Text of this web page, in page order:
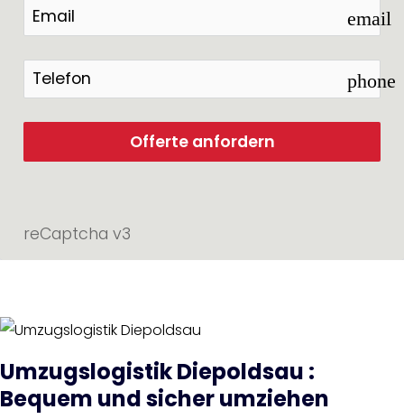
email
phone
Offerte anfordern
reCaptcha v3
Umzugslogistik Diepoldsau :
Bequem und sicher umziehen